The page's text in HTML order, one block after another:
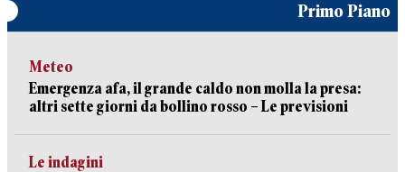
Primo Piano
Meteo
Emergenza afa, il grande caldo non molla la presa:
altri sette giorni da bollino rosso – Le previsioni
Le indagini